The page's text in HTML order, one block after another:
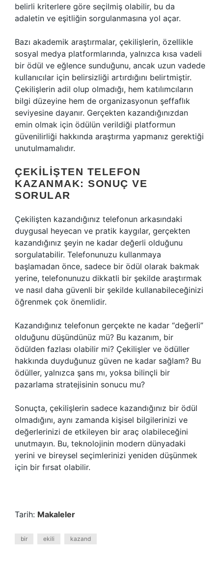
belirli kriterlere göre seçilmiş olabilir, bu da
adaletin ve eşitliğin sorgulanmasına yol açar.
Bazı akademik araştırmalar, çekilişlerin, özellikle
sosyal medya platformlarında, yalnızca kısa vadeli
bir ödül ve eğlence sunduğunu, ancak uzun vadede
kullanıcılar için belirsizliği artırdığını belirtmiştir.
Çekilişlerin adil olup olmadığı, hem katılımcıların
bilgi düzeyine hem de organizasyonun şeffaflık
seviyesine dayanır. Gerçekten kazandığınızdan
emin olmak için ödülün verildiği platformun
güvenilirliği hakkında araştırma yapmanız gerektiği
unutulmamalıdır.
ÇEKILIŞTEN TELEFON
KAZANMAK: SONUÇ VE
SORULAR
Çekilişten kazandığınız telefonun arkasındaki
duygusal heyecan ve pratik kaygılar, gerçekten
kazandığınız şeyin ne kadar değerli olduğunu
sorgulatabilir. Telefonunuzu kullanmaya
başlamadan önce, sadece bir ödül olarak bakmak
yerine, telefonunuzu dikkatli bir şekilde araştırmak
ve nasıl daha güvenli bir şekilde kullanabileceğinizi
öğrenmek çok önemlidir.
Kazandığınız telefonun gerçekte ne kadar “değerli”
olduğunu düşündünüz mü? Bu kazanım, bir
ödülden fazlası olabilir mi? Çekilişler ve ödüller
hakkında duyduğunuz güven ne kadar sağlam? Bu
ödüller, yalnızca şans mı, yoksa bilinçli bir
pazarlama stratejisinin sonucu mu?
Sonuçta, çekilişlerin sadece kazandığınız bir ödül
olmadığını, aynı zamanda kişisel bilgilerinizi ve
değerlerinizi de etkileyen bir araç olabileceğini
unutmayın. Bu, teknolojinin modern dünyadaki
yerini ve bireysel seçimlerinizi yeniden düşünmek
için bir fırsat olabilir.
Tarih: Makaleler
bir ekili kazand